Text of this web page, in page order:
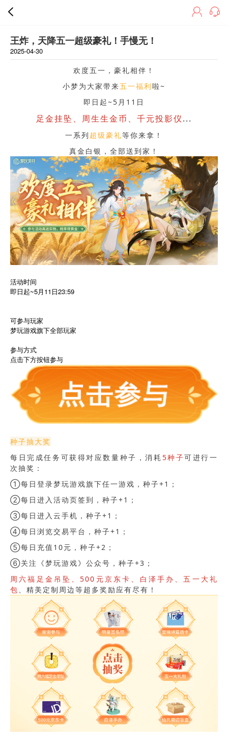
王炸，天降五一超级豪礼！手慢无！
2025-04-30
欢度五一，豪礼相伴！
小梦为大家带来五一福利啦~
即日起~5月11日
足金挂坠、周生生金币、千元投影仪...
一系列 超级豪礼等你来拿！
真金白银，全部送到家！
活动时间
即日起~5月11日23:59
可参与玩家
梦玩游戏旗下全部玩家
参与方式
点击下方按钮参与
种子抽大奖
每日完成任务可获得对应数量种子，消耗 5种子可进行一
次抽奖：
①每日登录梦玩游戏旗下任一游戏，种子+1；
②每日进入活动页签到，种子+1；
③每日进入云手机，种子+1；
④每日浏览交易平台，种子+1；
⑤每日充值10元，种子+2；
⑥关注《梦玩游戏》公众号，种子+3；
周六福足金吊坠
、500元京东卡、白泽手办
、五一大礼
包
、精美 定制周边等超多奖励应有尽有！